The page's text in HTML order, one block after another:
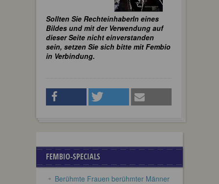
Sollten Sie RechteinhaberIn eines
Bildes und mit der Verwendung auf
dieser Seite nicht einverstanden
sein, setzen Sie sich bitte mit Fembio
in Verbindung.
FEMBIO-SPECIALS
Berühmte Frauen berühmter Männer